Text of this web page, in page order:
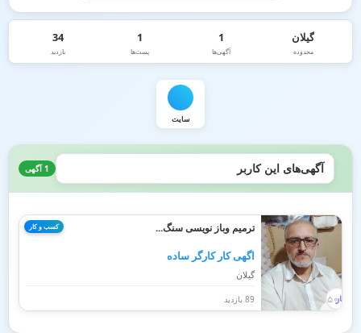
گیلان
محدوده
1
آگهی‌ها
1
پست‌ها
34
بازدید
سایت
آگهی‌های این کاربر 1 آگهی
کسب و کار ترمیم وباز نویسی سنگ...
اگهی کار کارگر ساده
گیلان
89 بازدید